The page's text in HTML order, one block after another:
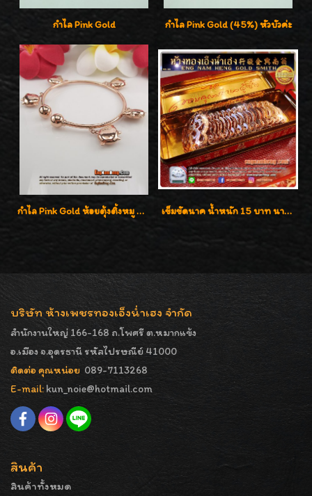
กำไล Pink Gold กำไล Pink Gold (45%) หัวบัวค่ะ
กำไล Pink Gold ห้อยตุ้งติ้งหมู น่ารักมากๆๆค่ะ เข็มขัดนาค น้ำหนัก 15 บาท นาค 40% งานนาคโบราณแท้ๆ จากห้างใหญ่
บริษัท ห้างเพชรทองเอ็งน่ำเฮง จำกัด
สำนักงานใหญ่ 166-168 ถ.โพศรี ต.หมากแข้ง
อ.เมือง จ.อุดรธานี รหัสไปรษณีย์ 41000
ติดต่อ คุณหน่อย 089-7113268
E-mail: kun_noie@hotmail.com
สินค้า
สินค้าทั้งหมด